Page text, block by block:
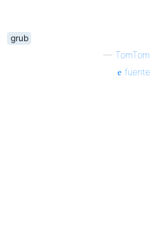
grub
— TomTom
fuente